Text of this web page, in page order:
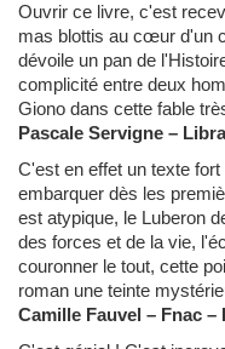
Ouvrir ce livre, c'est
mas blottis au cœur d'un
dévoile un pan de
complicité entre deux
Giono dans cette fable
Pascale Servigne –
C'est en effet un texte
embarquer dès les
est atypique, le Luberon
des forces et de la vie,
couronner le tout, cette
roman une teinte
Camille Fauvel – Fnac –